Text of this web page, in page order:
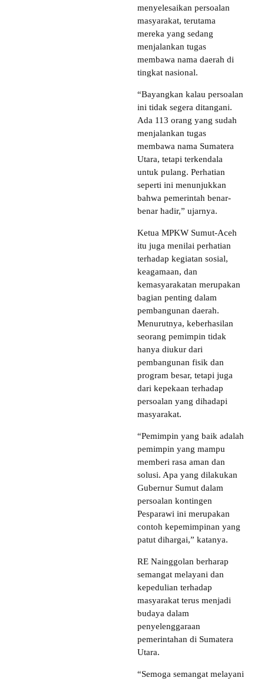
menyelesaikan persoalan
masyarakat, terutama
mereka yang sedang
menjalankan tugas
membawa nama daerah di
tingkat nasional.
“Bayangkan kalau persoalan
ini tidak segera ditangani.
Ada 113 orang yang sudah
menjalankan tugas
membawa nama Sumatera
Utara, tetapi terkendala
untuk pulang. Perhatian
seperti ini menunjukkan
bahwa pemerintah benar-
benar hadir,” ujarnya.
Ketua MPKW Sumut-Aceh
itu juga menilai perhatian
terhadap kegiatan sosial,
keagamaan, dan
kemasyarakatan merupakan
bagian penting dalam
pembangunan daerah.
Menurutnya, keberhasilan
seorang pemimpin tidak
hanya diukur dari
pembangunan fisik dan
program besar, tetapi juga
dari kepekaan terhadap
persoalan yang dihadapi
masyarakat.
“Pemimpin yang baik adalah
pemimpin yang mampu
memberi rasa aman dan
solusi. Apa yang dilakukan
Gubernur Sumut dalam
persoalan kontingen
Pesparawi ini merupakan
contoh kepemimpinan yang
patut dihargai,” katanya.
RE Nainggolan berharap
semangat melayani dan
kepedulian terhadap
masyarakat terus menjadi
budaya dalam
penyelenggaraan
pemerintahan di Sumatera
Utara.
“Semoga semangat melayani